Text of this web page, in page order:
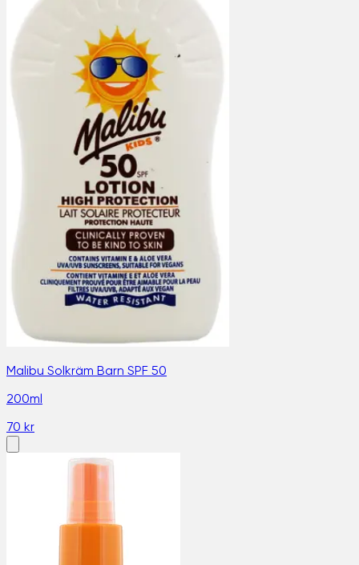
Malibu Solkräm Barn SPF 50
200ml
70 kr